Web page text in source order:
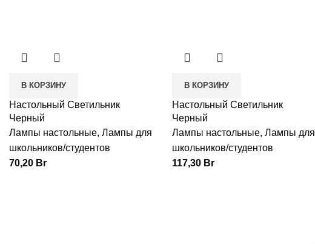
В КОРЗИНУ
Настольный Светильник
Черный
Лампы настольные, Лампы для
школьников/студентов
70,20 Br
В КОРЗИНУ
Настольный Светильник
Черный
Лампы настольные, Лампы для
школьников/студентов
117,30 Br